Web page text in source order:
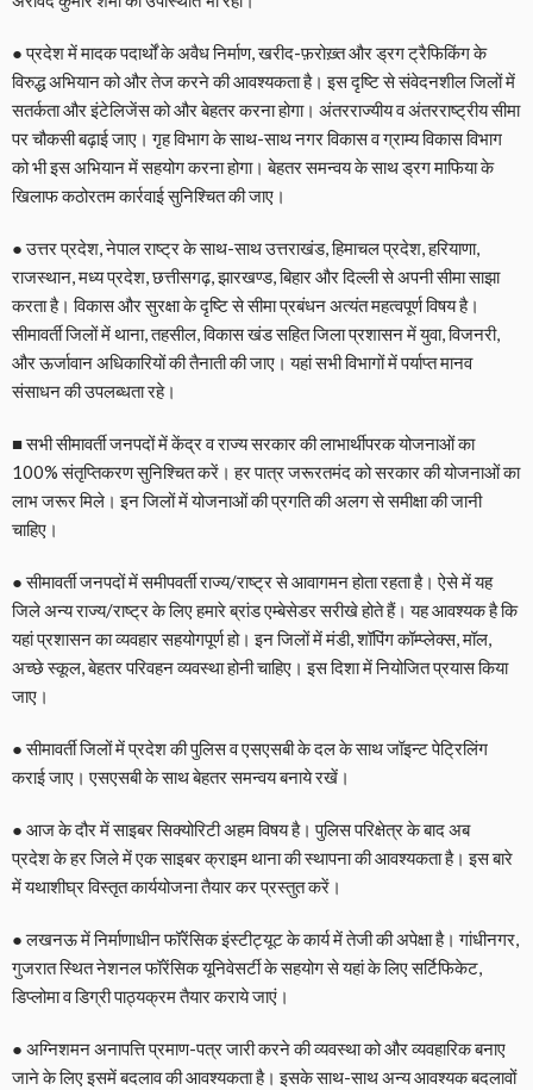
● प्रदेश में मादक पदार्थों के अवैध निर्माण, खरीद-फ़रोख़्त और ड्रग ट्रैफिकिंग के
विरुद्ध अभियान को और तेज करने की आवश्यकता है। इस दृष्टि से संवेदनशील जिलों में
सतर्कता और इंटेलिजेंस को और बेहतर करना होगा। अंतरराज्यीय व अंतरराष्ट्रीय सीमा
पर चौकसी बढ़ाई जाए। गृह विभाग के साथ-साथ नगर विकास व ग्राम्य विकास विभाग
को भी इस अभियान में सहयोग करना होगा। बेहतर समन्वय के साथ ड्रग माफिया के
खिलाफ कठोरतम कार्रवाई सुनिश्चित की जाए।
● उत्तर प्रदेश, नेपाल राष्ट्र के साथ-साथ उत्तराखंड, हिमाचल प्रदेश, हरियाणा,
राजस्थान, मध्य प्रदेश, छत्तीसगढ़, झारखण्ड, बिहार और दिल्ली से अपनी सीमा साझा
करता है। विकास और सुरक्षा के दृष्टि से सीमा प्रबंधन अत्यंत महत्वपूर्ण विषय है।
सीमावर्ती जिलों में थाना, तहसील, विकास खंड सहित जिला प्रशासन में युवा, विजनरी,
और ऊर्जावान अधिकारियों की तैनाती की जाए। यहां सभी विभागों में पर्याप्त मानव
संसाधन की उपलब्धता रहे।
■ सभी सीमावर्ती जनपदों में केंद्र व राज्य सरकार की लाभार्थीपरक योजनाओं का
100% संतृप्तिकरण सुनिश्चित करें। हर पात्र जरूरतमंद को सरकार की योजनाओं का
लाभ जरूर मिले। इन जिलों में योजनाओं की प्रगति की अलग से समीक्षा की जानी
चाहिए।
● सीमावर्ती जनपदों में समीपवर्ती राज्य/राष्ट्र से आवागमन होता रहता है। ऐसे में यह
जिले अन्य राज्य/राष्ट्र के लिए हमारे ब्रांड एम्बेसेडर सरीखे होते हैं। यह आवश्यक है कि
यहां प्रशासन का व्यवहार सहयोगपूर्ण हो। इन जिलों में मंडी, शॉपिंग कॉम्प्लेक्स, मॉल,
अच्छे स्कूल, बेहतर परिवहन व्यवस्था होनी चाहिए। इस दिशा में नियोजित प्रयास किया
जाए।
● सीमावर्ती जिलों में प्रदेश की पुलिस व एसएसबी के दल के साथ जॉइन्ट पेट्रिलिंग
कराई जाए। एसएसबी के साथ बेहतर समन्वय बनाये रखें।
● आज के दौर में साइबर सिक्योरिटी अहम विषय है। पुलिस परिक्षेत्र के बाद अब
प्रदेश के हर जिले में एक साइबर क्राइम थाना की स्थापना की आवश्यकता है। इस बारे
में यथाशीघ्र विस्तृत कार्ययोजना तैयार कर प्रस्तुत करें।
● लखनऊ में निर्माणाधीन फॉरेंसिक इंस्टीट्यूट के कार्य में तेजी की अपेक्षा है। गांधीनगर,
गुजरात स्थित नेशनल फॉरेंसिक यूनिवेसर्टी के सहयोग से यहां के लिए सर्टिफिकेट,
डिप्लोमा व डिग्री पाठ्यक्रम तैयार कराये जाएं।
● अग्निशमन अनापत्ति प्रमाण-पत्र जारी करने की व्यवस्था को और व्यवहारिक बनाए
जाने के लिए इसमें बदलाव की आवश्यकता है। इसके साथ-साथ अन्य आवश्यक बदलावों